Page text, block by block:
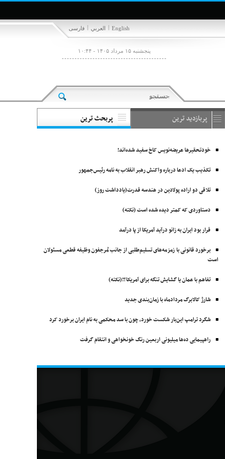
فارسی | العربي | English
پنجشنبه ۱۵ مرداد ۱۴۰۵ - ۱۰:۴۴
پربازدید ترین پربحث ترین
خودتحقیرها عریضه‌نویس کاخ سفید شده‌اند!
تکذیب یک ادعا درباره واکنش رهبر انقلاب به نامه رئیس‌جمهور
تلاقی دو اراده پولادین در هندسه قدرت(یادداشت روز)
دستاوردی که کمتر دیده شده است (نکته)
قرار بود ایران به زانو درآید آمریکا از پا درآمد
برخورد قانونی با زمزمه‌های تسلیم‌طلبی از جانب مُرجفون وظیفه‌ قطعی مسئولان
است
تفاهم با عمان یا گشایش تنگه برای آمریکا؟!(نکته)
شارژ کالابرگ مردادماه با زمان‌بندی جدید
شگرد ترامپ این‌بار شکست خورد، چون با سد محکمی به نام ایران برخورد کرد
راهپیمایی ده‌ها میلیونی اربعین رنگ خونخواهی و انتقام گرفت